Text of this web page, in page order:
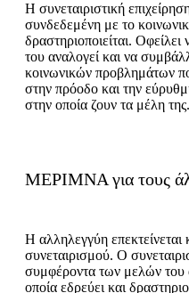
Η συνεταιριστική
συνδεδεμένη με το
δραστηριοποιείται.
του αναλογεί και να
κοινωνικών προβλημάτων
στην πρόοδο και την
στην οποία ζουν τα μέλη της.
ΜΕΡΙΜΝΑ για τους
Η αλληλεγγύη επεκτείνεται
συνεταιρισμού. Ο
συμφέροντα των μελών του
οποία εδρεύει και